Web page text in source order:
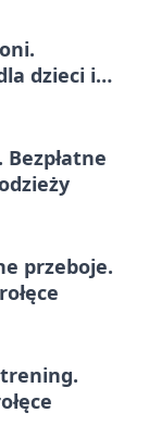
dzieci i
przeboje.